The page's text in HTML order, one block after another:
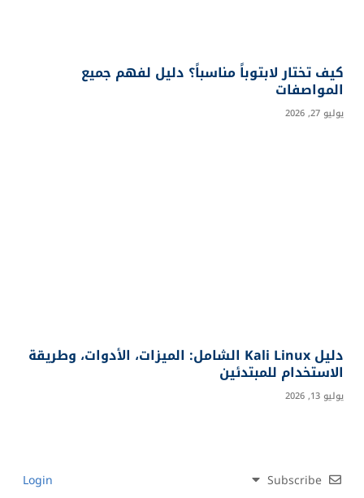
كيف تختار لابتوباً مناسباً؟ دليل لفهم جميع
المواصفات
يوليو 27, 2026
دليل Kali Linux الشامل: الميزات، الأدوات، وطريقة
الاستخدام للمبتدئين
يوليو 13, 2026
Subscribe